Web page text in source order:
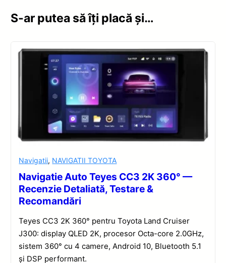
S-ar putea să îți placă și…
Navigatii, NAVIGATII TOYOTA
Navigatie Auto Teyes CC3 2K 360° —
Recenzie Detaliată, Testare &
Recomandări
Teyes CC3 2K 360° pentru Toyota Land Cruiser
J300: display QLED 2K, procesor Octa-core 2.0GHz,
sistem 360° cu 4 camere, Android 10, Bluetooth 5.1
și DSP performant.